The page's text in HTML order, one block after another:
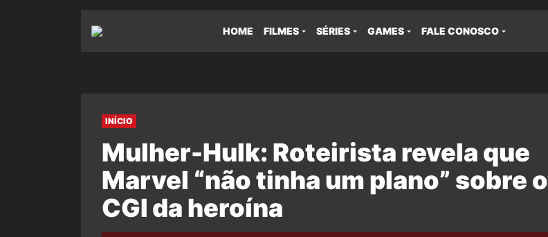
HOME FILMES SÉRIES GAMES FALE CONOSCO
INÍCIO
Mulher-Hulk: Roteirista revela que
Marvel “não tinha um plano” sobre o
CGI da heroína